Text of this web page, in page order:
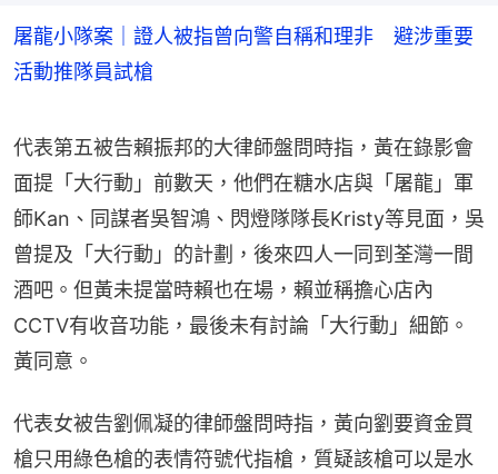
屠龍小隊案｜證人被指曾向警自稱和理非 避涉重要
活動推隊員試槍
代表第五被告賴振邦的大律師盤問時指，黃在錄影會
面提「大行動」前數天，他們在糖水店與「屠龍」軍
師Kan、同謀者吳智鴻、閃燈隊隊長Kristy等見面，吳
曾提及「大行動」的計劃，後來四人一同到荃灣一間
酒吧。但黃未提當時賴也在場，賴並稱擔心店內
CCTV有收音功能，最後未有討論「大行動」細節。
黃同意。
代表女被告劉佩凝的律師盤問時指，黃向劉要資金買
槍只用綠色槍的表情符號代指槍，質疑該槍可以是水